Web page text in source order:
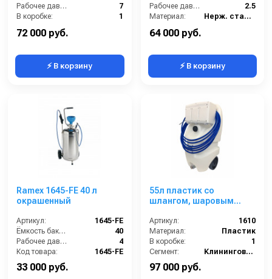
Рабочее давление (бар):
7
В коробке:
1
72 000 руб.
⚡ В корзину
Рабочее давление (бар):
2.5
Материал:
Нерж. сталь 304
64 000 руб.
⚡ В корзину
Ramex 1645-FE 40 л
окрашенный
Артикул:
1645-FE
Ёмкость бака (л):
40
Рабочее давление (бар):
4
Код товара:
1645-FE
33 000 руб.
55л пластик со
шлангом, шаровым
Артикул:
1610
Материал:
Пластик
В коробке:
1
Сегмент:
Клининговое оборудование
97 000 руб.